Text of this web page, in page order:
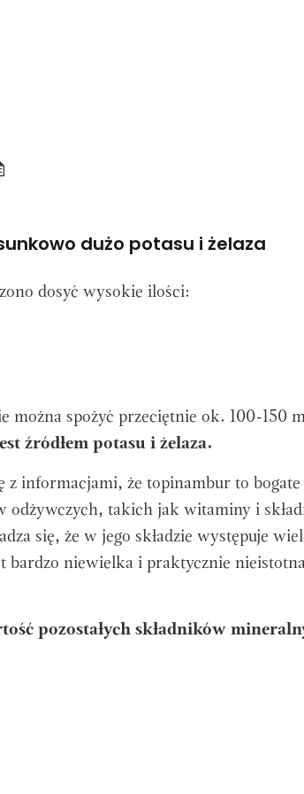
dużo potasu i żelaza
dosyć wysokie ilości:
można spożyć przeciętnie ok. 100-150
źródłem potasu i żelaza.
informacjami, że topinambur to bogate
odżywczych, takich jak witaminy i
się, że w jego składzie występuje
bardzo niewielka i praktycznie
pozostałych składników